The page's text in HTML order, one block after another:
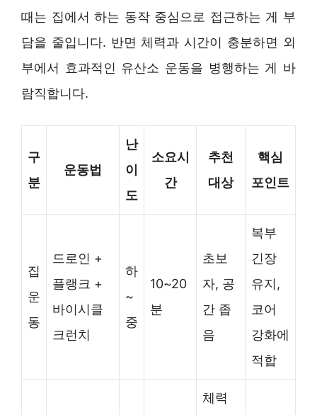
때는 집에서 하는 동작 중심으로 접근하는 게 부
담을 줄입니다. 반면 체력과 시간이 충분하면 외
부에서 효과적인 유산소 운동을 병행하는 게 바
람직합니다.
구
분
운동법
난
이
도
소요시
간
추천
대상
핵심
포인트
집
운
동
드로인 +
플랭크 +
바이시클
크런치
하
~
중
10~20
분
초보
자, 공
간 좁
음
복부
긴장
유지,
코어
강화에
적합
체력